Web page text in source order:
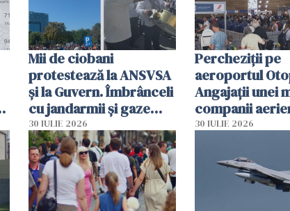
Mii de ciobani
protestează la ANSVSA
și la Guvern. Îmbrânceli
cu jandarmii și gaze
lacrimogene
30 IULIE 2026
Percheziții pe
aeroportul
Angajații unei
companii
parfumuri,
vânzării
30 IULIE 2026